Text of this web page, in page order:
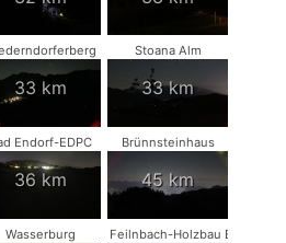
33 km
Stoana Alm
33 km
Endorf-EDPC
36 km
Brünnsteinhaus
45 km
Wasserburg Bad Feilnbach-Holzbau Eder